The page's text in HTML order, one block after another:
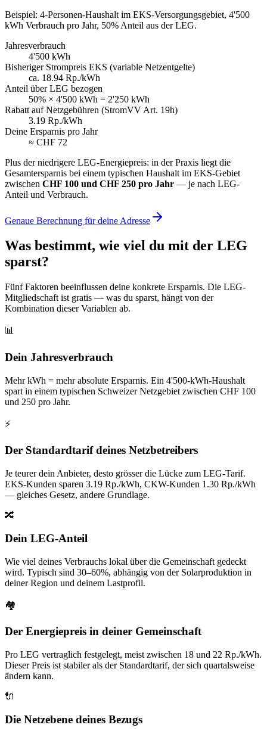
Beispiel: 4-Personen-Haushalt im EKS-Versorgungsgebiet, 4'500
kWh Verbrauch pro Jahr, 50% Anteil aus der LEG.
Jahresverbrauch
4'500 kWh
Bisheriger Strompreis EKS (variable Netzentgelte)
ca. 18.94 Rp./kWh
Anteil über LEG bezogen
50% × 4'500 kWh = 2'250 kWh
Rabatt auf Netzgebühren (StromVV Art. 19h)
3.19 Rp./kWh
Deine Ersparnis pro Jahr
≈ CHF 72
Plus der niedrigere LEG-Energiepreis: in der Praxis liegt die
Gesamtersparnis bei einem typischen Haushalt im EKS-Gebiet
zwischen CHF 100 und CHF 250 pro Jahr — je nach LEG-
Anteil und Verbrauch.
Genaue Berechnung für deine Adresse
Was bestimmt, wie viel du mit der LEG
sparst?
Fünf Faktoren beeinflussen deine konkrete Ersparnis. Die LEG-
Mitgliedschaft ist gratis — was du sparst, hängt von der
Kombination dieser Variablen ab.
📊
Dein Jahresverbrauch
Mehr kWh = mehr absolute Ersparnis. Ein 4'500-kWh-Haushalt
spart in einem typischen Schweizer Netzgebiet zwischen CHF 100
und 250 pro Jahr.
⚡
Der Standardtarif deines Netzbetreibers
Je teurer dein Anbieter, desto grösser die Lücke zum LEG-Tarif.
EKS-Kunden sparen 3.19 Rp./kWh, CKW-Kunden 1.30 Rp./kWh
— gleiches Gesetz, andere Grundlage.
🔀
Dein LEG-Anteil
Wie viel deines Verbrauchs lokal über die Gemeinschaft gedeckt
wird. Typisch sind 30–60%, abhängig von der Solarproduktion in
deiner Region und deinem Lastprofil.
🏘️
Der Energiepreis in deiner Gemeinschaft
Pro LEG vertraglich festgelegt, meist zwischen 18 und 22 Rp./kWh.
Dieser Preis ist stabiler als der Standardtarif, der sich quartalsweise
ändern kann.
🔌
Die Netzebene deines Bezugs